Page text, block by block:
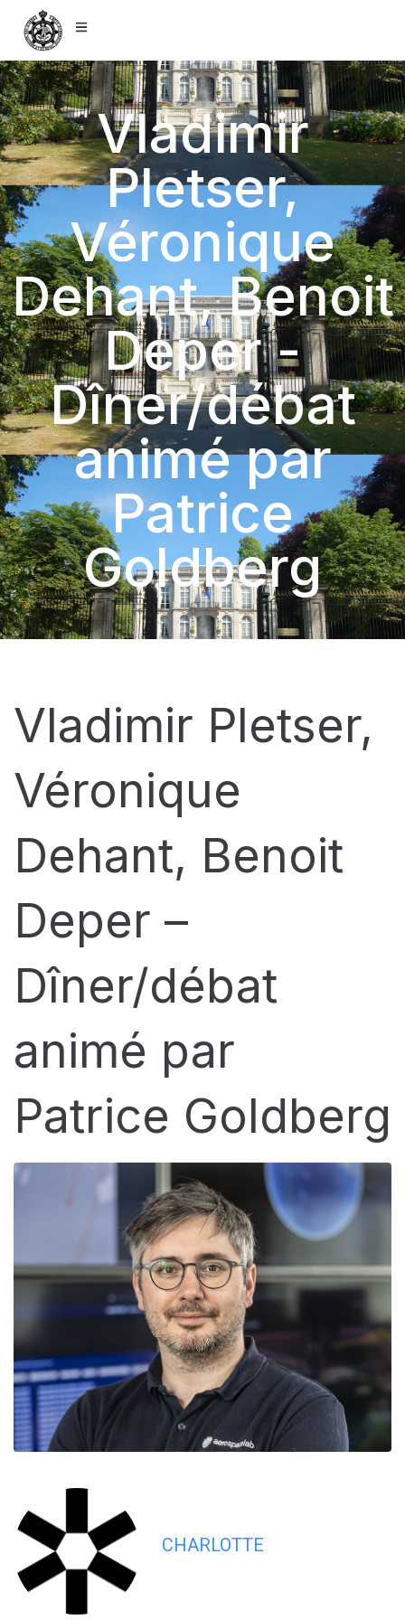
Vladimir
Pletser,
Véronique
Dehant, Benoit
Deper -
Dîner/débat
animé par
Patrice
Goldberg
Vladimir Pletser,
Véronique
Dehant, Benoit
Deper –
Dîner/débat
animé par
Patrice Goldberg
CHARLOTTE